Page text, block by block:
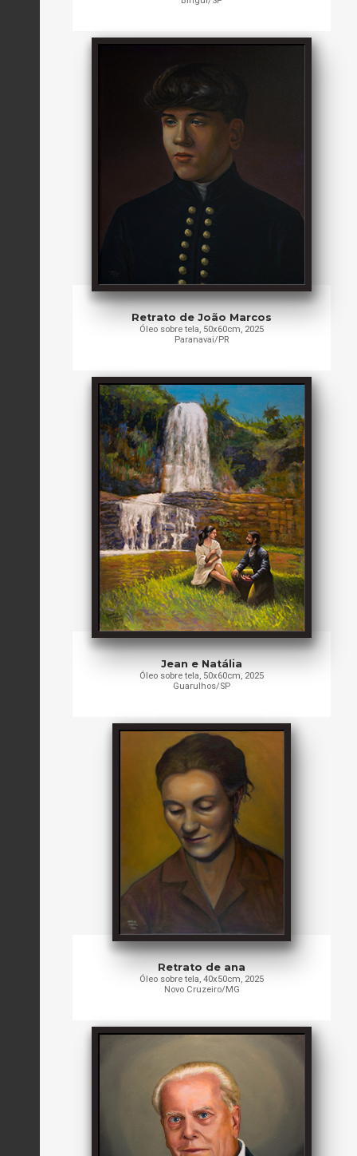
Retrato de João Marcos
Óleo sobre tela, 50x60cm, 2025
Paranavai/PR
Jean e Natália
Óleo sobre tela, 50x60cm, 2025
Guarulhos/SP
Retrato de ana
Óleo sobre tela, 40x50cm, 2025
Novo Cruzeiro/MG